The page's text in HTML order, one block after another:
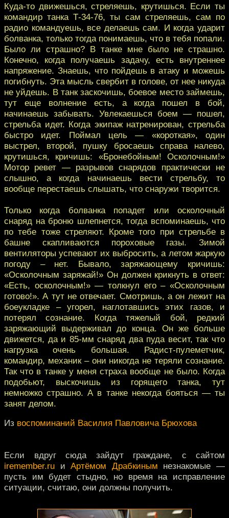
Куда-то движешься, стреляешь, крутишься. Если ты
командир танка Т-34-76, ты сам стреляешь, сам по
радио командуешь, все делаешь сам. И когда ударит
болванка, только тогда понимаешь, что в тебя попали.
Было ли страшно? В танке мне было не страшно.
Конечно, когда получаешь задачу, есть внутреннее
напряжение. Знаешь, что пойдешь в атаку и можешь
погибнуть. Эта мысль свербит в голове, от нее никуда
не уйдешь. В танк заскочишь, боевое место займешь,
тут еще волнение есть, а когда пошел в бой,
начинаешь забывать. Увлекаешься боем — пошел,
стрельба идет. Когда экипаж натренирован, стрельба
быстро идет. Поймал цель — «короткая», один
выстрел, второй, пушку бросаешь справа налево,
крутишься, кричишь: «Бронебойным! Осколочным!»
Мотор ревет — разрывов снарядов практически не
слышно, а когда начинаешь вести стрельбу, то
вообще перестаешь слышать, что снаружи творится.
Только когда болванка попадет или осколочный
снаряд на броню шлепнется, тогда вспоминаешь, что
по тебе тоже стреляют. Кроме того при стрельбе в
башне скапливаются пороховые газы. Зимой
вентиляторы успевают их выбросить, а летом жаркую
погоду – нет. Бывало, заряжающему кричишь:
«Осколочным заряжай!» Он должен крикнуть в ответ:
«Есть, осколочным!» — толкнул его – «Осколочным
готово!». А тут не отвечает. Смотришь, а он лежит на
боеукладке – угорел, наглотавшись этих газов, и
потерял сознание. Когда тяжелый бой, редкий
заряжающий выдерживал до конца. Он же больше
движется, да и 85-мм снаряд два пуда весит, так что
нагрузка очень большая. Радист-пулеметчик,
командир, механик – они никогда не теряли сознание.
Так что в танке у меня страха вообще не было. Когда
подобьют, выскочишь из горящего танка, тут
немножко страшно. А в танке некогда бояться — ты
занят делом.
Из воспоминаний Василия Павловича Брюхова
Если вдруг сюда зайдут граждане, с сайтом
iremember.ru иАртёмом Драбкиным незнакомые —
пусть им будет стыдно, но время на исправление
ситуации, считаю, они должны получить.